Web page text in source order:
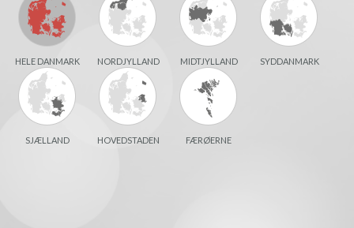
HELE DANMARK NORDJYLLAND MIDTJYLLAND SYDDANMARK
SJÆLLAND HOVEDSTADEN FÆRØERNE